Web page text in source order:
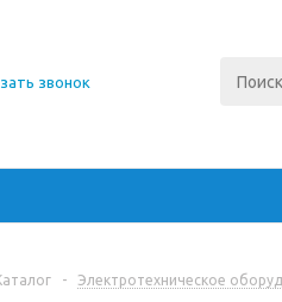
звонок
- Электротехническое